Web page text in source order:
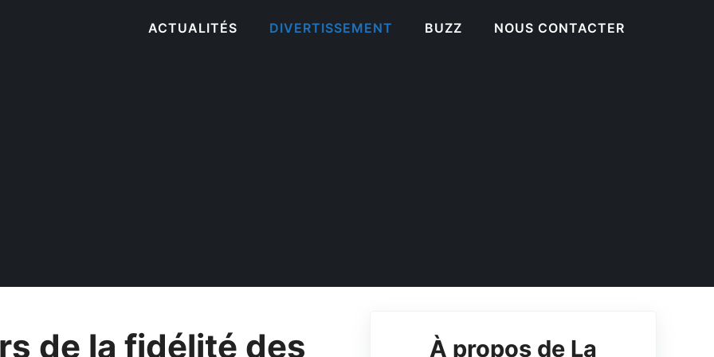
ACTUALITÉS DIVERTISSEMENT BUZZ NOUS CONTACTER
de la fidélité des
À propos de La